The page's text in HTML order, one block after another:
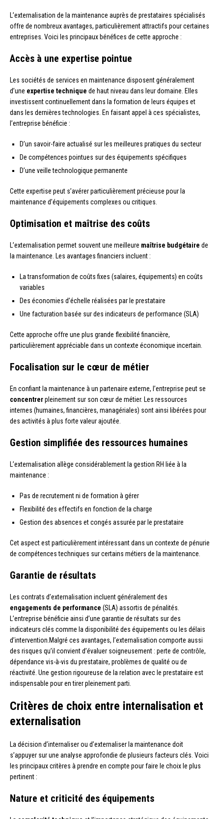
L’externalisation de la maintenance auprès de prestataires spécialisés
offre de nombreux avantages, particulièrement attractifs pour certaines
entreprises. Voici les principaux bénéfices de cette approche :
Accès à une expertise pointue
Les sociétés de services en maintenance disposent généralement
d’une expertise technique de haut niveau dans leur domaine. Elles
investissent continuellement dans la formation de leurs équipes et
dans les dernières technologies. En faisant appel à ces spécialistes,
l’entreprise bénéficie :
D’un savoir-faire actualisé sur les meilleures pratiques du secteur
De compétences pointues sur des équipements spécifiques
D’une veille technologique permanente
Cette expertise peut s’avérer particulièrement précieuse pour la
maintenance d’équipements complexes ou critiques.
Optimisation et maîtrise des coûts
L’externalisation permet souvent une meilleure maîtrise budgétaire de
la maintenance. Les avantages financiers incluent :
La transformation de coûts fixes (salaires, équipements) en coûts
variables
Des économies d’échelle réalisées par le prestataire
Une facturation basée sur des indicateurs de performance (SLA)
Cette approche offre une plus grande flexibilité financière,
particulièrement appréciable dans un contexte économique incertain.
Focalisation sur le cœur de métier
En confiant la maintenance à un partenaire externe, l’entreprise peut se
concentrerpleinement sur son cœur de métier. Les ressources
internes (humaines, financières, managériales) sont ainsi libérées pour
des activités à plus forte valeur ajoutée.
Gestion simplifiée des ressources humaines
L’externalisation allège considérablement la gestion RH liée à la
maintenance :
Pas de recrutement ni de formation à gérer
Flexibilité des effectifs en fonction de la charge
Gestion des absences et congés assurée par le prestataire
Cet aspect est particulièrement intéressant dans un contexte de pénurie
de compétences techniques sur certains métiers de la maintenance.
Garantie de résultats
Les contrats d’externalisation incluent généralement des
engagements de performance (SLA) assortis de pénalités.
L’entreprise bénéficie ainsi d’une garantie de résultats sur des
indicateurs clés comme la disponibilité des équipements ou les délais
d’intervention.Malgré ces avantages, l’externalisation comporte aussi
des risques qu’il convient d’évaluer soigneusement : perte de contrôle,
dépendance vis-à-vis du prestataire, problèmes de qualité ou de
réactivité. Une gestion rigoureuse de la relation avec le prestataire est
indispensable pour en tirer pleinement parti.
Critères de choix entre internalisation et
externalisation
La décision d’internaliser ou d’externaliser la maintenance doit
s’appuyer sur une analyse approfondie de plusieurs facteurs clés. Voici
les principaux critères à prendre en compte pour faire le choix le plus
pertinent :
Nature et criticité des équipements